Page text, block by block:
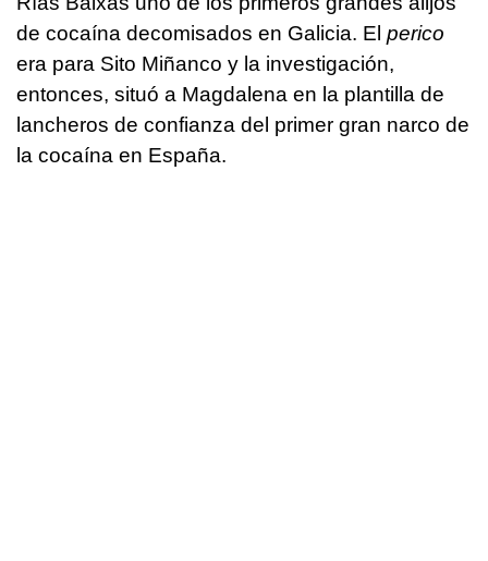
de cocaína decomisados en Galicia. El perico
era para Sito Miñanco y la investigación,
entonces, situó a Magdalena en la plantilla de
lancheros de confianza del primer gran narco de
la cocaína en España.